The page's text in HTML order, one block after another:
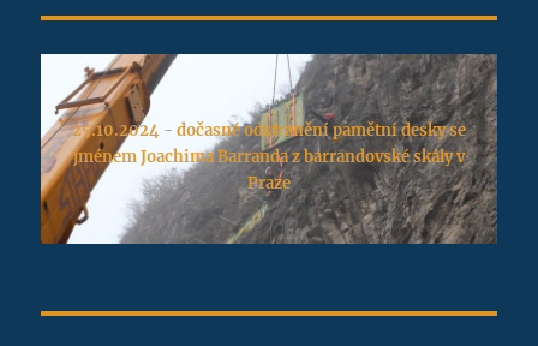
25.10.2024 - dočasné odstranění pamětní desky se
jménem Joachima Barranda z barrandovské skály v
Praze